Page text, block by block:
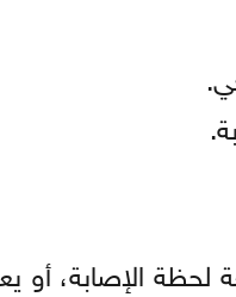
الإصابة، أو